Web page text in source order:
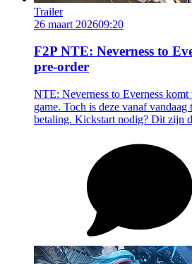
Trailer
26 maart 202609:20
F2P NTE: Neverness to
pre-order
NTE: Neverness to Everness komt
game. Toch is deze vanaf vandaag
betaling. Kickstart nodig? Dit zijn